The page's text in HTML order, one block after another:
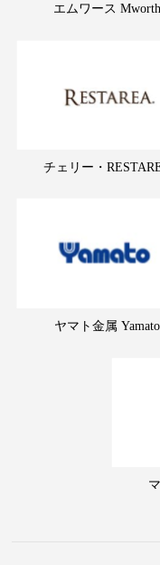
エムワース Mworth
チェリー・
ヤマト金属 Yamato